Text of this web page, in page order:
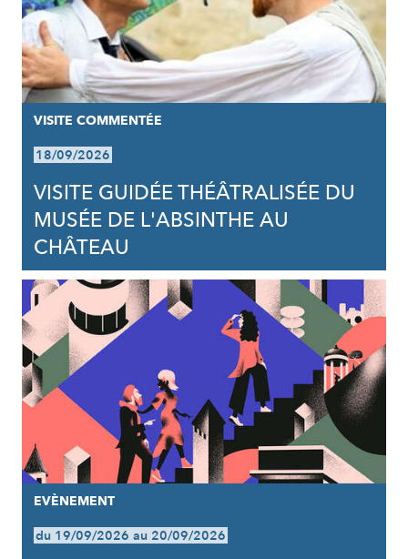
VISITE COMMENTÉE
18/09/2026
VISITE GUIDÉE THÉÂTRALISÉE DU
MUSÉE DE L'ABSINTHE AU
CHÂTEAU
EVÈNEMENT
du 19/09/2026 au 20/09/2026